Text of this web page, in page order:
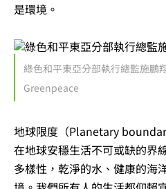
是環境。
綠色和平東亞分部執行總監施鵬
Greenpeace
地球限度（Planetary
在地球安穩生活不可或缺的界
多樣性，乾淨的水、健康的海